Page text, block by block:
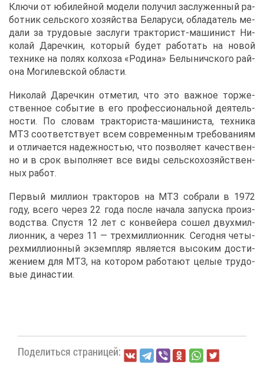
Клю­чи от юби­лей­ной мо­де­ли по­лу­чил за­слу­жен­ный ра­
бот­ник сель­ско­го хо­зяй­ства Бе­ла­ру­си, об­ла­да­тель ме­
да­ли за тру­до­вые за­слу­ги трак­то­рист-ма­ши­нист Ни­
ко­лай Да­реч­кин, ко­то­рый бу­дет ра­бо­тать на но­вой
тех­ни­ке на по­лях кол­хо­за «Ро­ди­на» Бе­лы­нич­ско­го рай­
о­на Мо­ги­лев­ской об­ла­сти.
Ни­ко­лай Да­реч­кин от­ме­тил, что это важ­ное тор­же­
ствен­ное со­бы­тие в его про­фес­си­о­наль­ной де­я­тель­
но­сти. По сло­вам трак­то­ри­ста-ма­ши­ни­ста, тех­ни­ка
МТЗ со­от­вет­ству­ет всем со­вре­мен­ным тре­бо­ва­ни­ям
и от­ли­ча­ет­ся на­деж­но­стью, что поз­во­ля­ет ка­че­ствен­
но и в срок вы­пол­ня­ет все ви­ды сель­ско­хо­зяй­ствен­
ных ра­бот.
Пер­вый мил­ли­он трак­то­ров на МТЗ со­бра­ли в 1972
го­ду, все­го че­рез 22 го­да по­сле на­ча­ла за­пус­ка про­из­
вод­ства. Спу­стя 12 лет с кон­вей­е­ра со­шел двух­мил­
ли­он­ник, а че­рез 11 — трех­мил­ли­он­ник. Се­год­ня че­ты­
рех­мил­ли­он­ный эк­зем­пляр яв­ля­ет­ся вы­со­ким до­сти­
же­ни­ем для МТЗ, на ко­то­ром ра­бо­та­ют це­лые тру­до­
вые ди­на­стии.
По­де­лить­ся стра­ни­цей: